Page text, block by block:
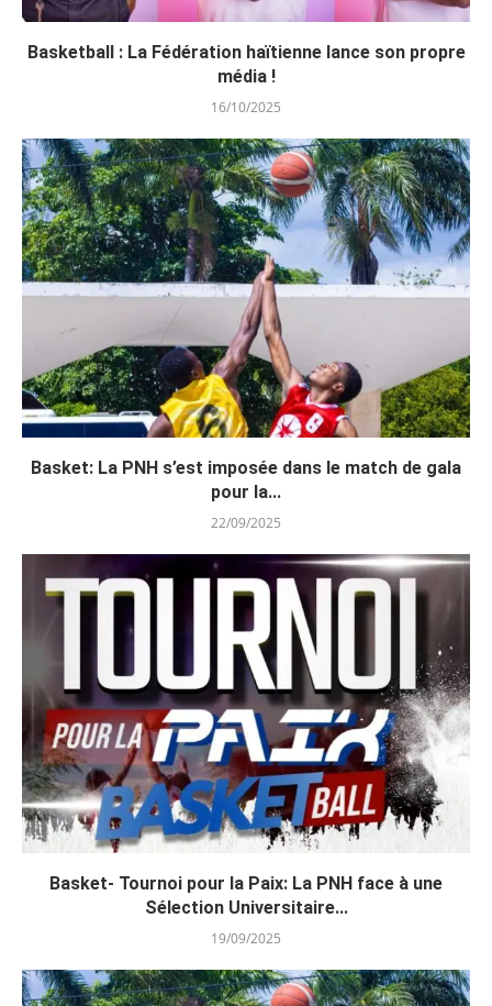
Basketball : La Fédération haïtienne lance son propre
média !
16/10/2025
Basket: La PNH s’est imposée dans le match de gala
pour la...
22/09/2025
Basket- Tournoi pour la Paix: La PNH face à une
Sélection Universitaire...
19/09/2025